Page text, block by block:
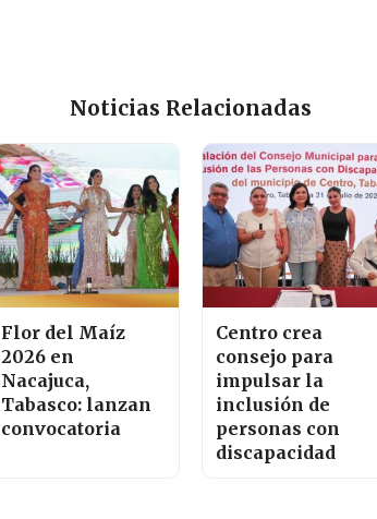
Noticias Relacionadas
Flor del Maíz
2026 en
Nacajuca,
Tabasco: lanzan
convocatoria
Centro crea
consejo para
impulsar la
inclusión de
personas con
discapacidad